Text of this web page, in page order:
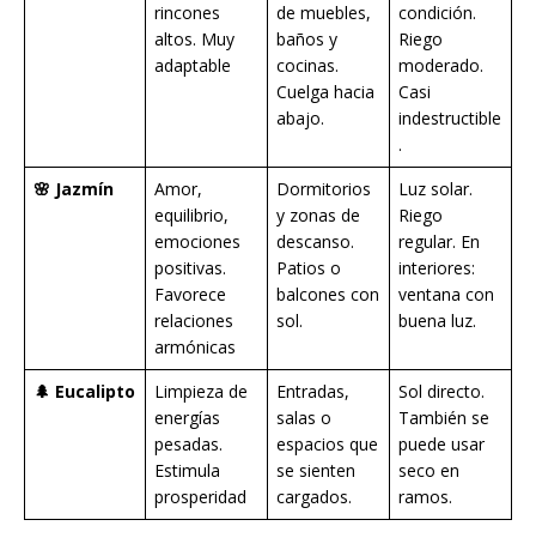
rincones
altos. Muy
adaptable
de muebles,
baños y
cocinas.
Cuelga hacia
abajo.
condición.
Riego
moderado.
Casi
indestructible
.
🌸 Jazmín
Amor,
equilibrio,
emociones
positivas.
Favorece
relaciones
armónicas
Dormitorios
y zonas de
descanso.
Patios o
balcones con
sol.
Luz solar.
Riego
regular. En
interiores:
ventana con
buena luz.
🌲 Eucalipto
Limpieza de
energías
pesadas.
Estimula
prosperidad
Entradas,
salas o
espacios que
se sienten
cargados.
Sol directo.
También se
puede usar
seco en
ramos.